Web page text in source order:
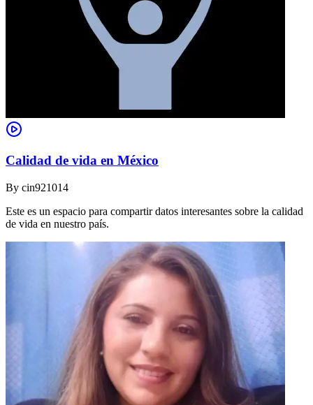
Calidad de vida en México
By cin921014
Este es un espacio para compartir datos interesantes sobre la calidad
de vida en nuestro país.